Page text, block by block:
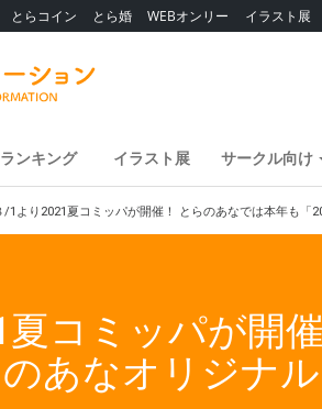
とらコイン とら婚 WEBオンリー イラスト展
ランキング イラスト展 サークル向け
/1より2021夏コミッパが開催！ とらのあなでは本年も
コミッパが開
あなオリジナ